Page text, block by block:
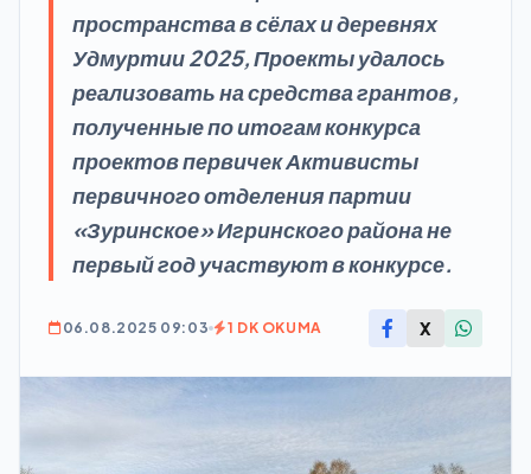
пространства в сёлах и деревнях
Удмуртии 2025, Проекты удалось
реализовать на средства грантов,
полученные по итогам конкурса
проектов первичек Активисты
первичного отделения партии
«Зуринское» Игринского района не
первый год участвуют в конкурсе.
06.08.2025 09:03 1 DK OKUMA X